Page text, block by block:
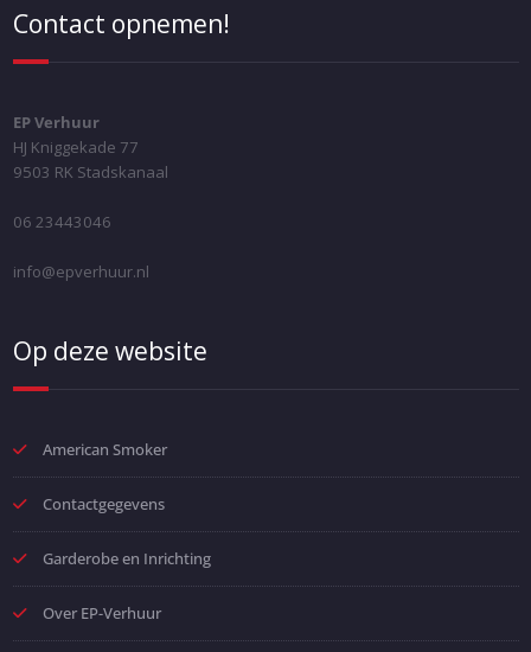
Contact opnemen!
EP Verhuur
HJ Kniggekade 77
9503 RK Stadskanaal
06 23443046
info@epverhuur.nl
Op deze website
American Smoker
Contactgegevens
Garderobe en Inrichting
Over EP-Verhuur